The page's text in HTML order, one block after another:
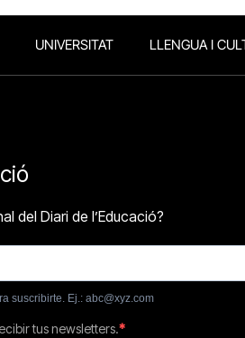
UNIVERSITAT LLENGUA I